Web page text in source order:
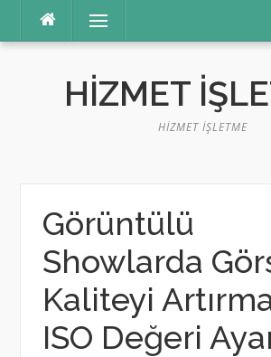
Menü
HIZMET
HIZMET İŞLETME
Görüntülü
Showlarda
Kaliteyi
ISO Değeri